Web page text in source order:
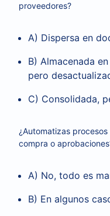
proveedores?
A) Dispersa en
B) Almacenada
pero
C) Consolidada,
¿Automatizas
compra o
A) No, todo es
B) En algunos